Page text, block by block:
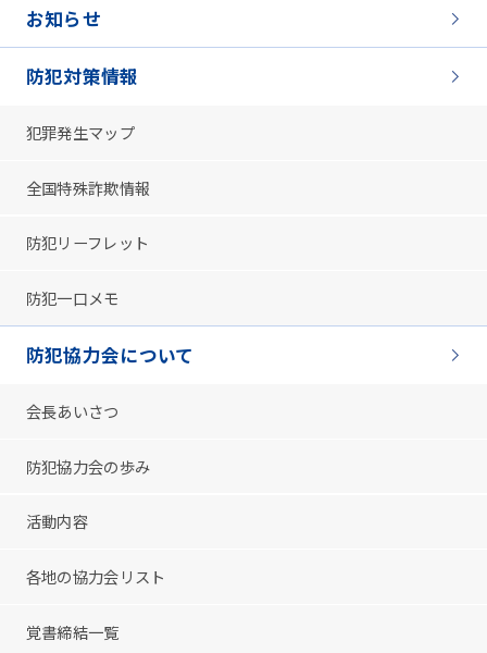
お知らせ
防犯対策情報
犯罪発生マップ
全国特殊詐欺情報
防犯リーフレット
防犯一口メモ
防犯協力会について
会長あいさつ
防犯協力会の歩み
活動内容
各地の協力会リスト
覚書締結一覧